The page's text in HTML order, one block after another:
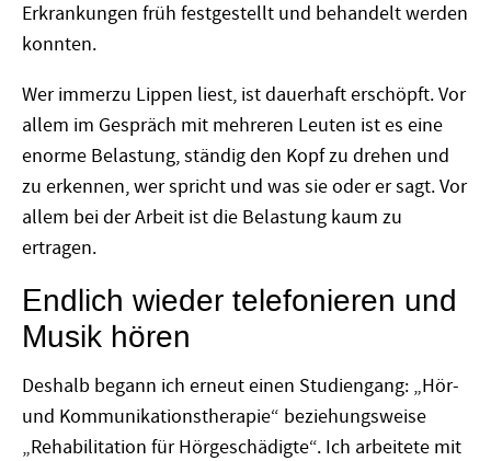
Erkrankungen früh festgestellt und behandelt werden
konnten.
Wer immerzu Lippen liest, ist dauerhaft erschöpft. Vor
allem im Gespräch mit mehreren Leuten ist es eine
enorme Belastung, ständig den Kopf zu drehen und
zu erkennen, wer spricht und was sie oder er sagt. Vor
allem bei der Arbeit ist die Belastung kaum zu
ertragen.
Endlich wieder telefonieren und
Musik hören
Deshalb begann ich erneut einen Studiengang: „Hör-
und Kommunikationstherapie“ beziehungsweise
„Rehabilitation für Hörgeschädigte“. Ich arbeitete mit